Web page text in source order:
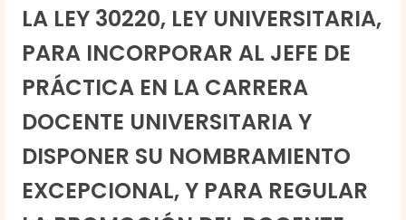
LA LEY 30220, LEY UNIVERSITARIA,
PARA INCORPORAR AL JEFE DE
PRÁCTICA EN LA CARRERA
DOCENTE UNIVERSITARIA Y
DISPONER SU NOMBRAMIENTO
EXCEPCIONAL, Y PARA REGULAR